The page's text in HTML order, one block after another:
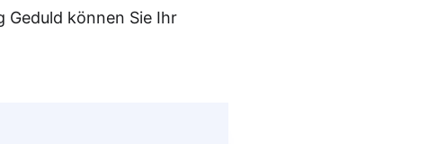
Geduld können Sie Ihr